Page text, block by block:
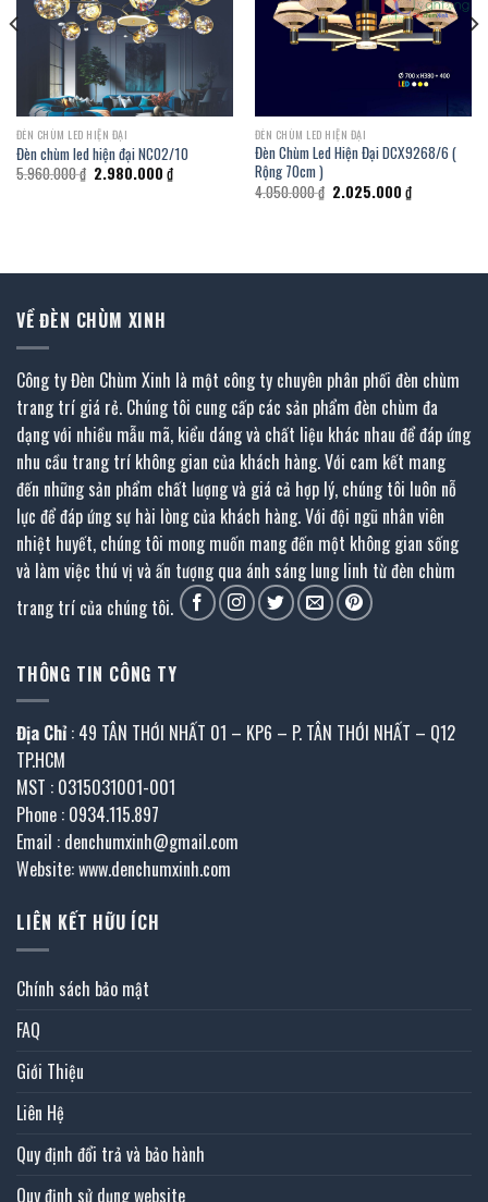
ĐÈN CHÙM LED HIỆN ĐẠI
Đèn chùm led hiện đại NC02/10
5.960.000₫ Giá
gốc
2.980.000 ₫Giá
hiện
ĐÈN CHÙM LED HIỆN ĐẠI
Đèn Chùm Led Hiện Đại DCX9268/6 (
Rộng 70cm )
4.050.000₫ Giá
gốc
2.025.000 ₫Giá
hiện
VỀ ĐÈN CHÙM XINH
Công ty Đèn Chùm Xinh là một công ty chuyên phân phối đèn chùm
trang trí giá rẻ. Chúng tôi cung cấp các sản phẩm đèn chùm đa
dạng với nhiều mẫu mã, kiểu dáng và chất liệu khác nhau để đáp ứng
nhu cầu trang trí không gian của khách hàng. Với cam kết mang
đến những sản phẩm chất lượng và giá cả hợp lý, chúng tôi luôn nỗ
lực để đáp ứng sự hài lòng của khách hàng. Với đội ngũ nhân viên
nhiệt huyết, chúng tôi mong muốn mang đến một không gian sống
và làm việc thú vị và ấn tượng qua ánh sáng lung linh từ đèn chùm
trang trí của chúng tôi.
THÔNG TIN CÔNG TY
Địa Chỉ : 49 TÂN THỚI NHẤT 01 – KP6 – P. TÂN THỚI NHẤT – Q12
TP.HCM
MST : 0315031001-001
Phone : 0934.115.897
Email : denchumxinh@gmail.com
Website: www.denchumxinh.com
LIÊN KẾT HỮU ÍCH
Chính sách bảo mật
FAQ
Giới Thiệu
Liên Hệ
Quy định đổi trả và bảo hành
Quy định sử dụng website